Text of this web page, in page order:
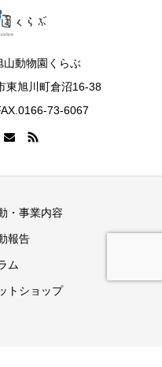
山動物園くらぶ
旭川町倉沼16-38
73-6067
・事業内容
報告
ム
トショップ